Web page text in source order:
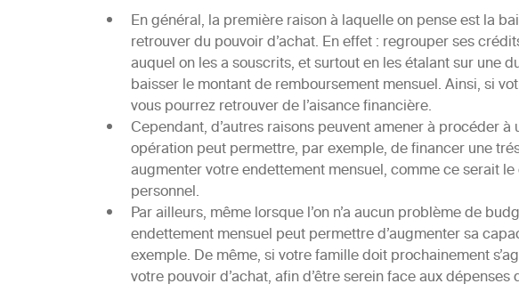
En général, la première raison à laquelle on pense est la
retrouver du pouvoir d’achat. En effet : regrouper ses
auquel on les a souscrits, et surtout en les étalant sur une
baisser le montant de remboursement mensuel. Ainsi, si
vous pourrez retrouver de l’aisance financière.
Cependant, d’autres raisons peuvent amener à procéder à
opération peut permettre, par exemple, de financer une
augmenter votre endettement mensuel, comme ce serait
personnel.
Par ailleurs, même lorsque l’on n’a aucun problème de
endettement mensuel peut permettre d’augmenter sa
exemple. De même, si votre famille doit prochainement
votre pouvoir d’achat, afin d’être serein face aux